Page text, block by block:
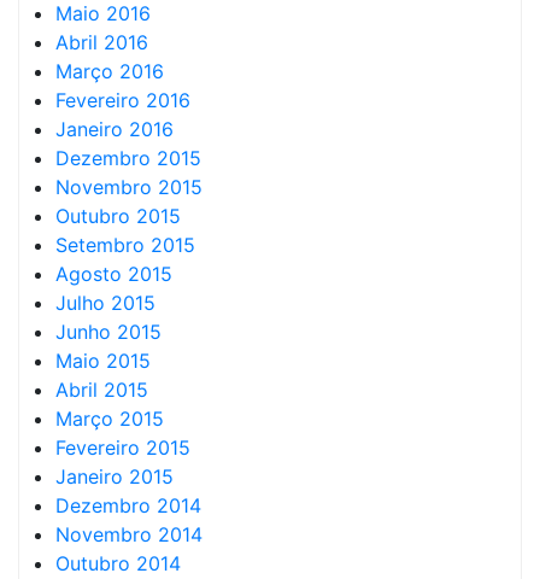
Maio 2016
Abril 2016
Março 2016
Fevereiro 2016
Janeiro 2016
Dezembro 2015
Novembro 2015
Outubro 2015
Setembro 2015
Agosto 2015
Julho 2015
Junho 2015
Maio 2015
Abril 2015
Março 2015
Fevereiro 2015
Janeiro 2015
Dezembro 2014
Novembro 2014
Outubro 2014